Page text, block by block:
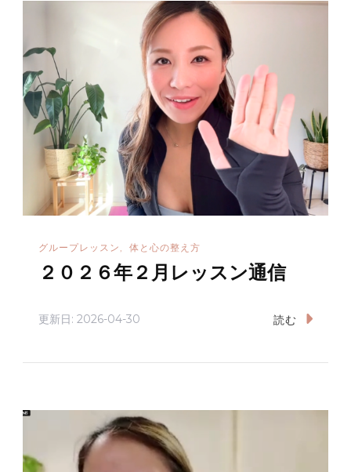
グループレッスン 体と心の整え方
２０２６年２月レッスン通信
更新日: 2026-04-30 読む